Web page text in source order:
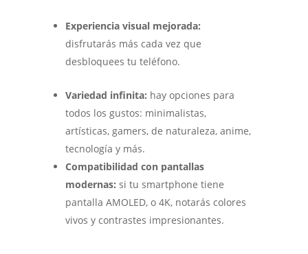
Experiencia visual mejorada:
disfrutarás más cada vez que
desbloquees tu teléfono.
Variedad infinita: hay opciones para
todos los gustos: minimalistas,
artísticas, gamers, de naturaleza, anime,
tecnología y más.
Compatibilidad con pantallas
modernas: si tu smartphone tiene
pantalla AMOLED, o 4K, notarás colores
vivos y contrastes impresionantes.